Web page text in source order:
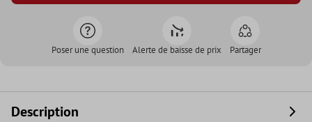
Poser une question Alerte de baisse de prix Partager
Description